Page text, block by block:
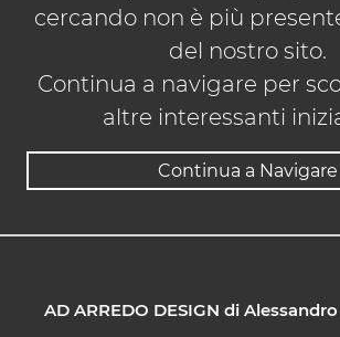
cercando non è più
del nostro sito.
Continua a navigare per
altre interessanti
Continua a Navigare
AD ARREDO DESIGN di